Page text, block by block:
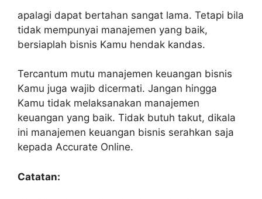
apalagi dapat bertahan sangat lama. Tetapi bila
tidak mempunyai manajemen yang baik,
bersiaplah bisnis Kamu hendak kandas.
Tercantum mutu manajemen keuangan bisnis
Kamu juga wajib dicermati. Jangan hingga
Kamu tidak melaksanakan manajemen
keuangan yang baik. Tidak butuh takut, dikala
ini manajemen keuangan bisnis serahkan saja
kepada Accurate Online.
Catatan: